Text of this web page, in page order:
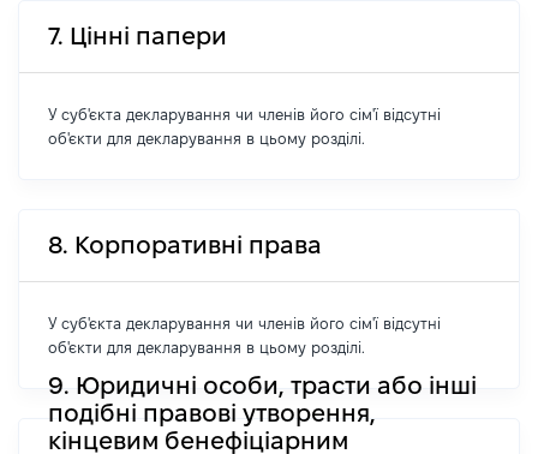
7. Цінні папери
У суб'єкта декларування чи членів його сім'ї відсутні
об'єкти для декларування в цьому розділі.
8. Корпоративні права
У суб'єкта декларування чи членів його сім'ї відсутні
об'єкти для декларування в цьому розділі.
9. Юридичні особи, трасти або інші
подібні правові утворення,
кінцевим бенефіціарним